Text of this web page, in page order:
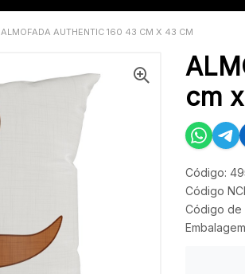
ALMOFADA AUTHENTIC 160 43 CM X 43 CM
cm
Código:
Código
Código de